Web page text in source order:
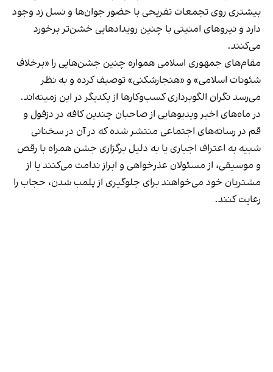
بیشتری روی تجمعات تفریحی با حضور جوان‌ها و نسل زد وجود
دارد و نیروهای امنیتی با چنین رویدادهایی خشن‌تر برخورد
می‌کنند.
مقام‌های جمهوری اسلامی همواره چنین جشن‌هایی را «برخلاف
شئونات اسلامی» و «هنجارشکنی» توصیف کرده و به نظر
می‌رسد نگران الگوبرداری کسب‌وکارها از یکدیگر در این زمینه‌اند.
در ماه‌های اخیر ویدیوهایی از صاحبان چندین کافه در دزفول و
قم در رسانه‌های اجتماعی منتشر شده که در آن در سخنانی
شبیه به اعتراف اجباری یا به دلیل برگزاری جشن همراه با رقص
و موسیقی، از مسئولان عذرخواهی و ابراز ندامت می‌کنند یا از
مشتریان خود می‌خواهند برای جلوگیری از پلمب شدن، حجاب را
رعایت کنند.